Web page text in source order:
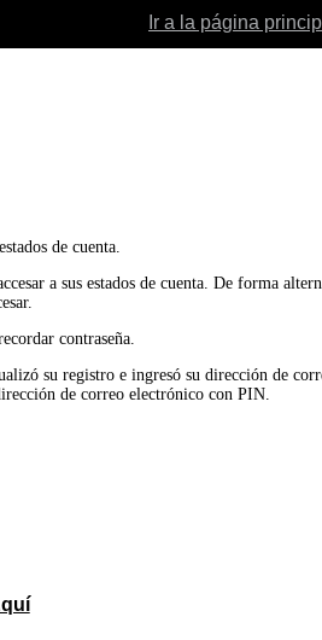
Ir a la página
de cuenta.
a sus estados de cuenta. De forma
contraseña.
su registro e ingresó su dirección de
de correo electrónico con PIN.